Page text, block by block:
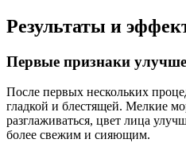
Результаты и
Первые признаки
После первых нескольких
гладкой и блестящей. Мелкие
разглаживаться, цвет лица
более свежим и сияющим.